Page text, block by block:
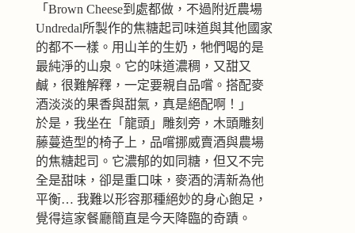
「Brown Cheese到處都做，不過附近農場
Undredal所製作的焦糖起司味道與其他國家
的都不一樣。用山羊的生奶，牠們喝的是
最純淨的山泉。它的味道濃稠，又甜又
鹹，很難解釋，一定要親自品嚐。搭配麥
酒淡淡的果香與甜氣，真是絕配啊！」
於是，我坐在「龍頭」雕刻旁，木頭雕刻
藤蔓造型的椅子上，品嚐挪威賣酒與農場
的焦糖起司。它濃郁的如同糖，但又不完
全是甜味，卻是重口味，麥酒的清新為他
平衡… 我難以形容那種絕妙的身心飽足，
覺得這家餐廳簡直是今天降臨的奇蹟。